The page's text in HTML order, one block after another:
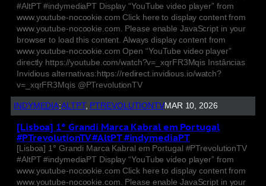
#AltPT #indymediaPT Display “YouTube video player” from
www.youtube-nocookie.com Click here to display content from
www.youtube-nocookie.com. Please enable JavaScript in your
browser to load this content. Always display content from
www.youtube-nocookie.com Open “YouTube video player”
directly https://youtube.com/watch?v=_xqrFR3Mqis Instâncias
Invidious alternativas:https://redirect.invidious.io/watch?
v=_xqrFR3Mqis @PTrevolutionTV
INDYMEDIA:ALTPT, PTREVOLUTIONTVMAR 10, 2026
[Lisboa] 1° Grandi Marca Kabral em Portugal
#PTrevolutionTV #AltPT #indymediaPT
[Lisboa] 1° Grandi Marca Kabral em Portugal #PTrevolutionTV
#AltPT #indymediaPT Display “YouTube video player” from
www.youtube-nocookie.com Click here to display content from
www.youtube-nocookie.com. Please enable JavaScript in your